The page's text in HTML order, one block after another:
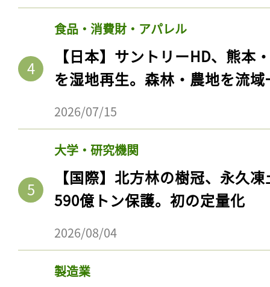
食品・消費財・アパレル
【日本】サントリーHD、熊本
を湿地再生。森林・農地を流
2026/07/15
大学・研究機関
【国際】北方林の樹冠、永久
590億トン保護。初の定量化
2026/08/04
製造業